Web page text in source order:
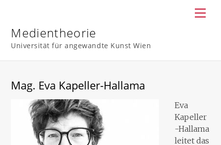
content
Medientheorie
Universität für angewandte Kunst Wien
Mag. Eva Kapeller-Hallama
Eva
Kapeller
-Hallama
leitet das